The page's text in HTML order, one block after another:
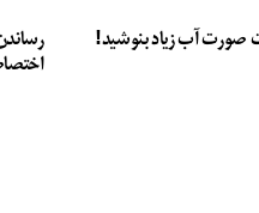
آب زیاد بنوشید!